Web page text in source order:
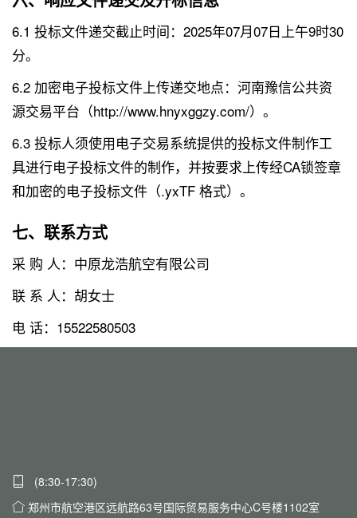
6.1 投标文件递交截止时间：2025年07月07日上午9时30
分。
6.2 加密电子投标文件上传递交地点：河南豫信公共资
源交易平台（http://www.hnyxggzy.com/）。
6.3 投标人须使用电子交易系统提供的投标文件制作工
具进行电子投标文件的制作，并按要求上传经CA锁签章
和加密的电子投标文件（.yxTF 格式）。
七、联系方式
采 购 人：中原龙浩航空有限公司
联 系 人：胡女士
电 话：15522580503
(8:30-17:30)
郑州市航空港区远航路63号国际贸易服务中心C号楼1102室